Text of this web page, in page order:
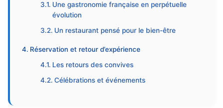
Une gastronomie française en perpétuelle
évolution
Un restaurant pensé pour le bien-être
Réservation et retour d’expérience
Les retours des convives
Célébrations et événements